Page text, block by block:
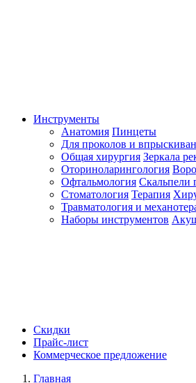
Инструменты
Анатомия Пинцеты
Для проколов и
Общая хирургия Зеркала
Оториноларингология
Офтальмология Скальпели
Стоматология Терапия
Травматология и
Наборы инструментов
Скидки
Прайс-лист
Коммерческое предложение
Главная